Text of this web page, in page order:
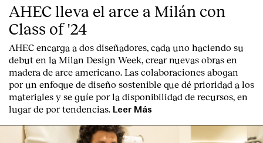
AHEC lleva el arce a Milán con
Class of '24
AHEC encarga a dos diseñadores, cada uno haciendo su
debut en la Milan Design Week, crear nuevas obras en
madera de arce americano. Las colaboraciones abogan
por un enfoque de diseño sostenible que dé prioridad a los
materiales y se guíe por la disponibilidad de recursos, en
lugar de por tendencias. Leer Más